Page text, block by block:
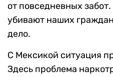
от повседневных
убивают наших
дело.
С Мексикой ситуация
Здесь проблема